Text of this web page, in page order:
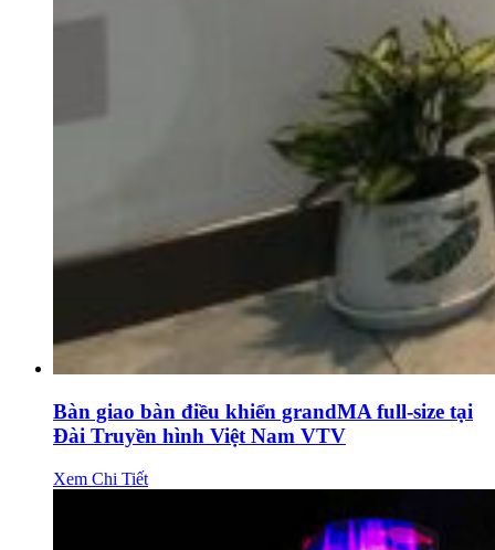
Bàn giao bàn điều khiển grandMA full-size tại
Đài Truyền hình Việt Nam VTV
Xem Chi Tiết